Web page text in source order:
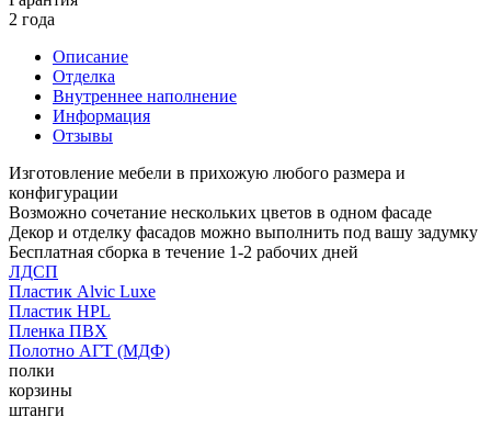
2 года
Описание
Отделка
Внутреннее наполнение
Информация
Отзывы
Изготовление мебели в прихожую любого размера и
конфигурации
Возможно сочетание нескольких цветов в одном фасаде
Декор и отделку фасадов можно выполнить под вашу задумку
Бесплатная сборка в течение 1-2 рабочих дней
ЛДСП
Пластик Alvic Luxe
Пластик HPL
Пленка ПВХ
Полотно АГТ (МДФ)
полки
корзины
штанги